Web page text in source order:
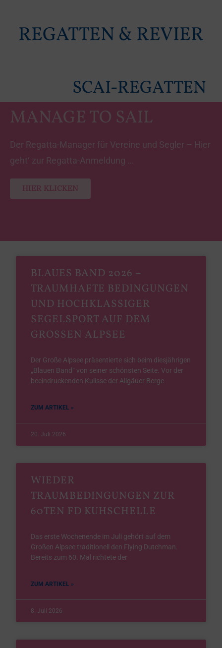
REGATTEN & REVIER
SCAI-REGATTEN
MANAGE TO SAIL
Der Regatta-Manager für Vereine und Segler – Hier
geht‘ zur Regatta-Anmeldung …
HIER KLICKEN
BLAUES BAND 2026 –
TRAUMHAFTE BEDINGUNGEN
UND HOCHKLASSIGER
SEGELSPORT AUF DEM
GROSSEN ALPSEE
Der Große Alpsee präsentierte sich beim diesjährigen
„Blauen Band“ von seiner schönsten Seite. Vor der
beeindruckenden Kulisse der Allgäuer Berge
ZUM ARTIKEL »
20. Juli 2026
WIEDER
TRAUMBEDINGUNGEN ZUR
60TEN FD KUHSCHELLE
Das erste Wochenende im Juli gehört auf dem
Großen Alpsee traditionell den Flying Dutchman.
Bereits zum 60. Mal richtete der
ZUM ARTIKEL »
8. Juli 2026